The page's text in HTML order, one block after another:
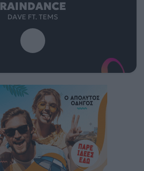
RAINDANCE
DAVE FT. TEMS